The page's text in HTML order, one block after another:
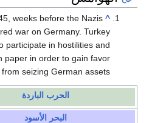
^
weeks before the Nazis
war on Germany. Turkey
participate in hostilities and
paper in order to gain favor
seizing German assets.
الحرب الباردة
البحر الأسود